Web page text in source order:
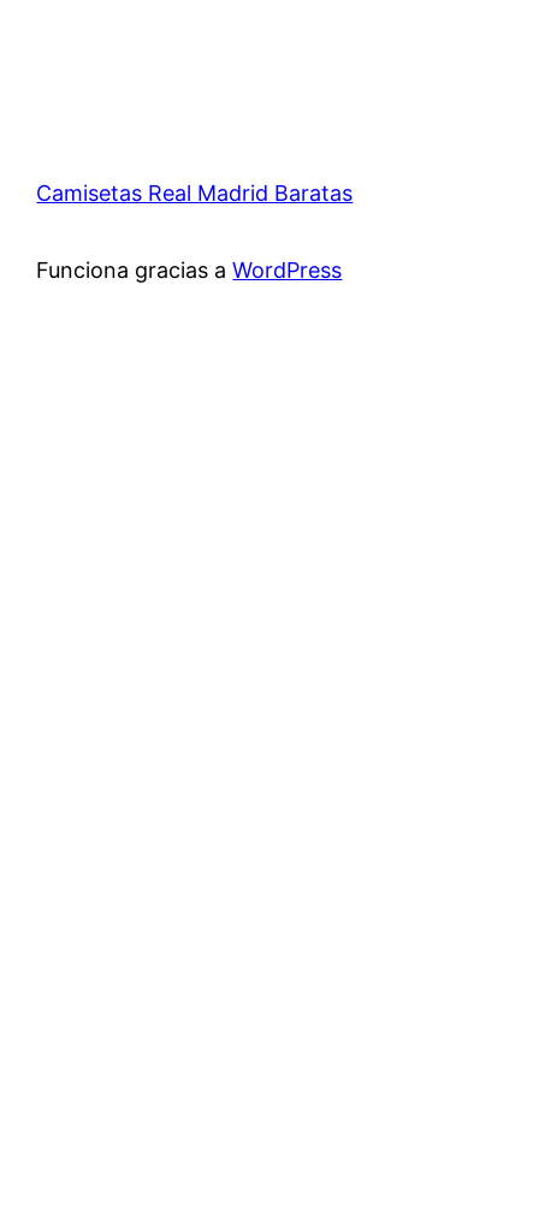
Camisetas Real Madrid Baratas
Funciona gracias aWordPress